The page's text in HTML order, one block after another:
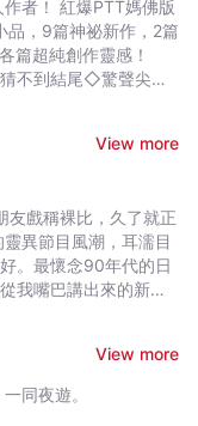
者！ 紅爆PTT媽佛版
篇超純創作靈感！
到結尾◇驚聲尖笑
住這個ID了◆集情色
好笑◆神煩◇風格鮮
文章◆笑到美丁美當
聽，管祂什麼月
利。姑娘廟超靈的，
，還說不久後我就會
他來我夢裡，說他戀
。他很痛苦，於是我
開的處方箋是……
的〈兩隻老虎〉
View more
。最懷念90年代的日
我嘴巴講出來的新版
View more
同夜遊。